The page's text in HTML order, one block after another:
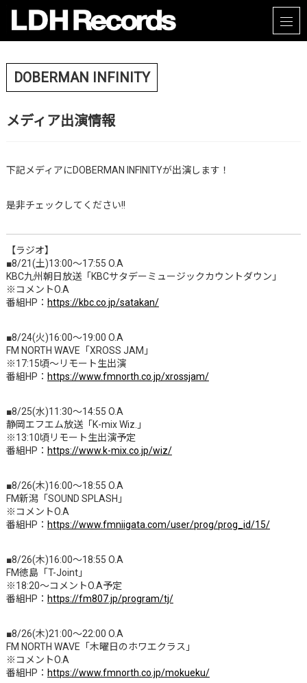
DOBERMAN INFINITY
メディア出演情報
下記メディアにDOBERMAN INFINITYが出演します！
是非チェックしてください!!
【ラジオ】
■8/21(土)13:00～17:55 O.A
KBC九州朝日放送「KBCサタデーミュージックカウントダウン」
※コメントO.A
番組HP： https://kbc.co.jp/satakan/
■8/24(火)16:00～19:00 O.A
FM NORTH WAVE「XROSS JAM」
※17:15頃～リモート生出演
番組HP： https://www.fmnorth.co.jp/xrossjam/
■8/25(水)11:30～14:55 O.A
静岡エフエム放送「K-mix Wiz.」
※13:10頃リモート生出演予定
番組HP： https://www.k-mix.co.jp/wiz/
■8/26(木)16:00～18:55 O.A
FM新潟「SOUND SPLASH」
※コメントO.A
番組HP： https://www.fmniigata.com/user/prog/prog_id/15/
■8/26(木)16:00～18:55 O.A
FM徳島「T-Joint」
※18:20～コメントO.A予定
番組HP： https://fm807.jp/program/tj/
■8/26(木)21:00～22:00 O.A
FM NORTH WAVE「木曜日のホワエクラス」
※コメントO.A
番組HP： https://www.fmnorth.co.jp/mokueku/